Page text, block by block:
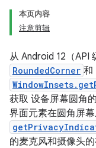
本页内容
注意剪辑
从 Android 12（API
RoundedCorner 和
获取 设备屏幕圆角
界面元素在圆角屏
的麦克风和摄像头